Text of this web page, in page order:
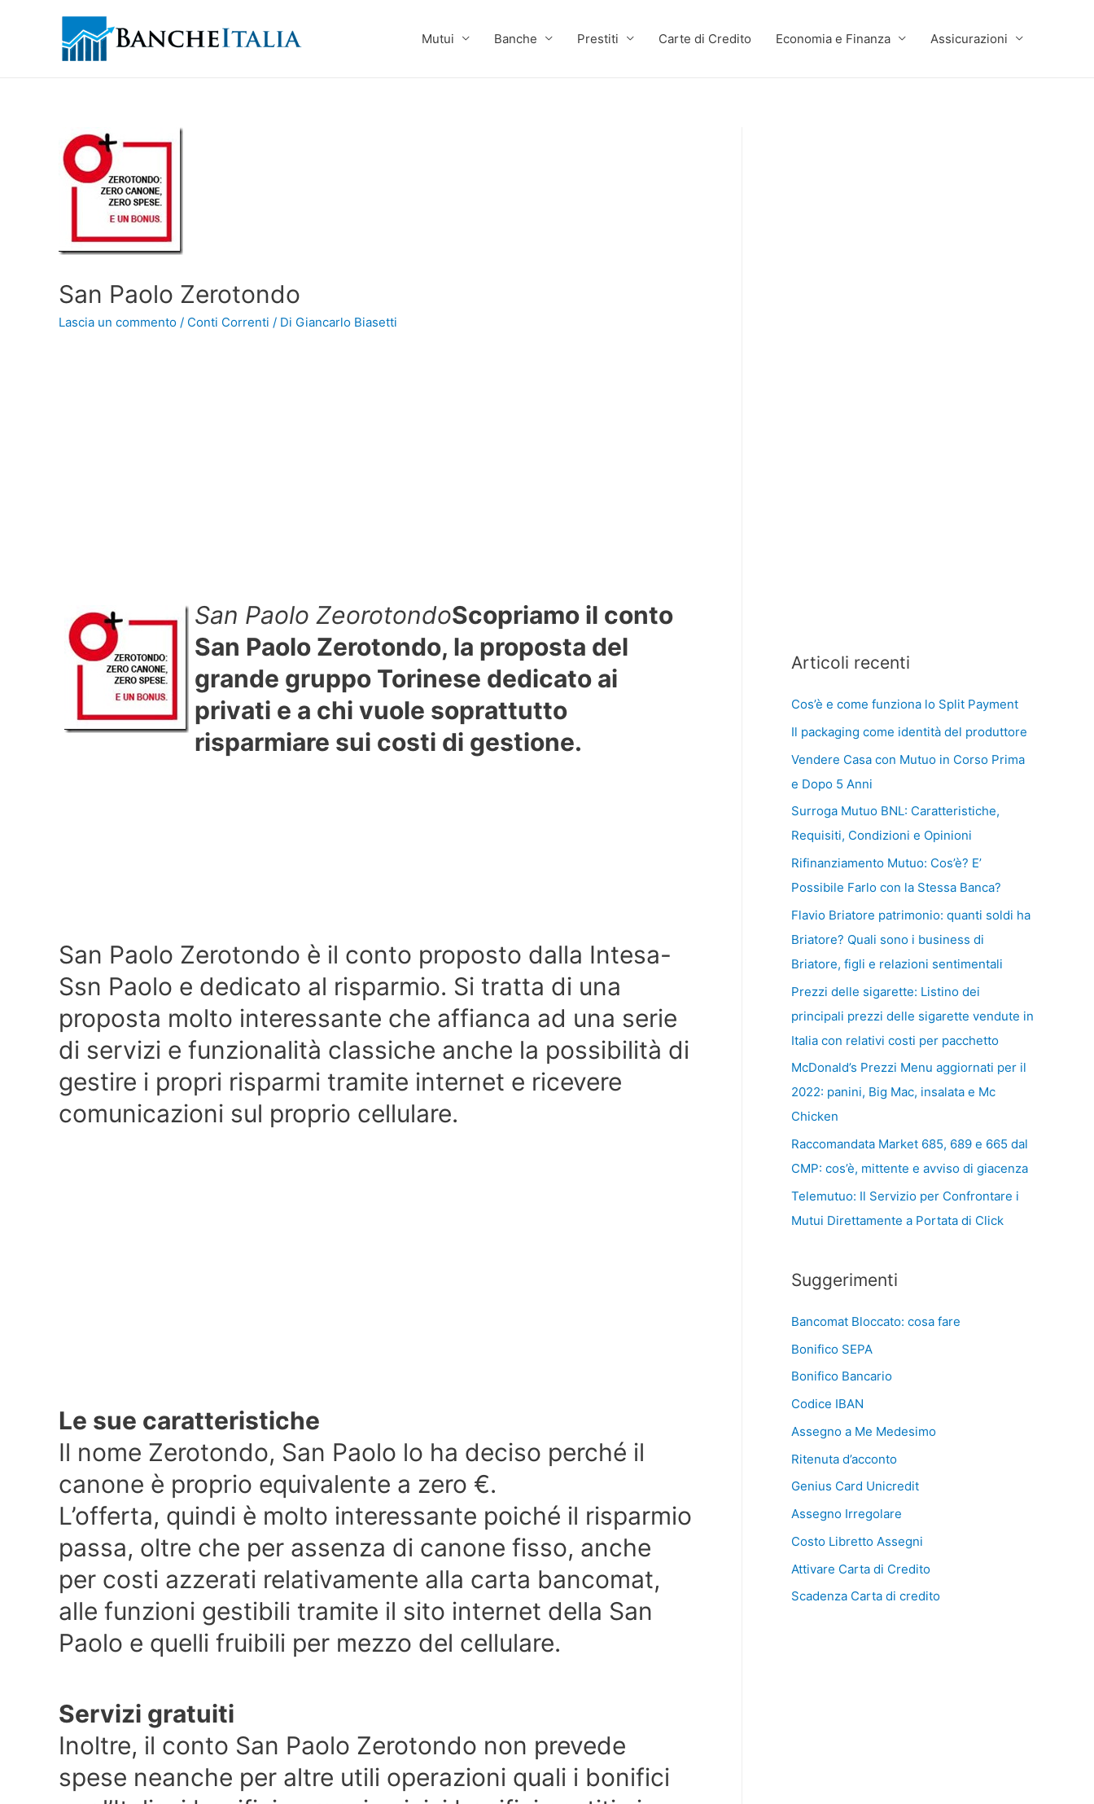
Mutui Banche Prestiti Carte di Credito Economia e Finanza Assicurazioni
San Paolo Zerotondo
Lascia un commento / Conti Correnti / Di Giancarlo Biasetti
San Paolo ZeorotondoScopriamo il conto
San Paolo Zerotondo, la proposta del
grande gruppo Torinese dedicato ai
privati e a chi vuole soprattutto
risparmiare sui costi di gestione.
San Paolo Zerotondo è il conto proposto dalla Intesa-
Ssn Paolo e dedicato al risparmio. Si tratta di una
proposta molto interessante che affianca ad una serie
di servizi e funzionalità classiche anche la possibilità di
gestire i propri risparmi tramite internet e ricevere
comunicazioni sul proprio cellulare.
Le sue caratteristiche
Il nome Zerotondo, San Paolo lo ha deciso perché il
canone è proprio equivalente a zero €.
L’offerta, quindi è molto interessante poiché il risparmio
passa, oltre che per assenza di canone fisso, anche
per costi azzerati relativamente alla carta bancomat,
alle funzioni gestibili tramite il sito internet della San
Paolo e quelli fruibili per mezzo del cellulare.
Servizi gratuiti
Inoltre, il conto San Paolo Zerotondo non prevede
spese neanche per altre utili operazioni quali i bonifici
Articoli recenti
Cos’è e come funziona lo Split Payment
Il packaging come identità del produttore
Vendere Casa con Mutuo in Corso Prima
e Dopo 5 Anni
Surroga Mutuo BNL: Caratteristiche,
Requisiti, Condizioni e Opinioni
Rifinanziamento Mutuo: Cos’è? E’
Possibile Farlo con la Stessa Banca?
Flavio Briatore patrimonio: quanti soldi ha
Briatore? Quali sono i business di
Briatore, figli e relazioni sentimentali
Prezzi delle sigarette: Listino dei
principali prezzi delle sigarette vendute in
Italia con relativi costi per pacchetto
McDonald’s Prezzi Menu aggiornati per il
2022: panini, Big Mac, insalata e Mc
Chicken
Raccomandata Market 685, 689 e 665 dal
CMP: cos’è, mittente e avviso di giacenza
Telemutuo: Il Servizio per Confrontare i
Mutui Direttamente a Portata di Click
Suggerimenti
Bancomat Bloccato: cosa fare
Bonifico SEPA
Bonifico Bancario
Codice IBAN
Assegno a Me Medesimo
Ritenuta d’acconto
Genius Card Unicredit
Assegno Irregolare
Costo Libretto Assegni
Attivare Carta di Credito
Scadenza Carta di credito